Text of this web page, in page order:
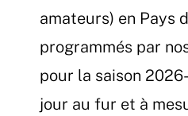
amateurs) en Pays
programmés par
pour la saison
jour au fur et à